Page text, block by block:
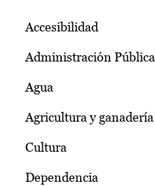
Accesibilidad
Administración Pública
Agua
Agricultura y ganadería
Cultura
Dependencia